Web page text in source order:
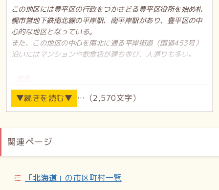
この地区には豊平区の行政をつかさどる豊平区役所を始め札
幌市営地下鉄南北線の平岸駅、南平岸駅があり、豊平区の中
心的な地区となっている。
また、この地区の中心を南北に通る平岸街道（国道453号）
沿いにはマンションや飲食店が建ち並び、人通りも多い。
1871年5月、仙台藩重臣の水沢城主・留守氏（伊達氏一門）
家中202名が、現在の岩手県奥州市水沢より入植して開拓が
宅地化し、いまでは豊平区役所から国道36号までの中央分離
豊平区のキャラクター「こりん」が、リンゴ生産が盛んであ
…（2,570文字）
関連ページ
「北海道 」の市区町村一覧